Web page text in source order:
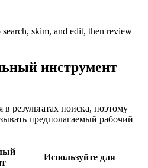
skim, and edit, then review
инструмент
результатах поиска, поэтому
предполагаемый рабочий
Используйте для